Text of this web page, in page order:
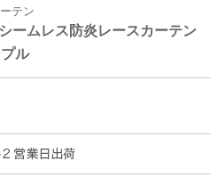
テン
ームレス防炎レースカーテン
ル